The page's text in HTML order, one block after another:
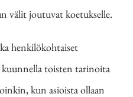
välit joutuvat koetukselle.
henkilökohtaiset
kuunnella toisten tarinoita
kun asioista ollaan